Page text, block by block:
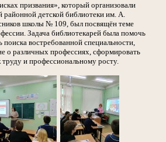
призвания», который организовали
районной детской библиотеки им. А.
школы № 109, был посвящён теме
Задача библиотекарей была помочь
поиска востребованной специальности,
о различных профессиях, сформировать
и профессиональному росту.